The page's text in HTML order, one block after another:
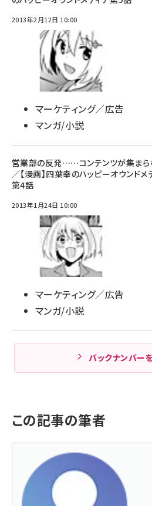
2013年2月12日 10:00
マーケティング／広告
マンガ/小説
営業部の反発……コンテンツが集まら
／【漫画】四葉幸のハッピーオウンドメ
第4話
2013年1月24日 10:00
マーケティング／広告
マンガ/小説
バックナンバー
この記事の筆者